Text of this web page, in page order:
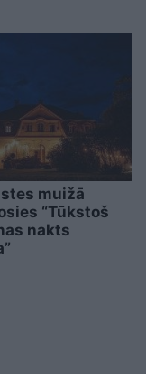
muižā
“Tūkstoš
nakts